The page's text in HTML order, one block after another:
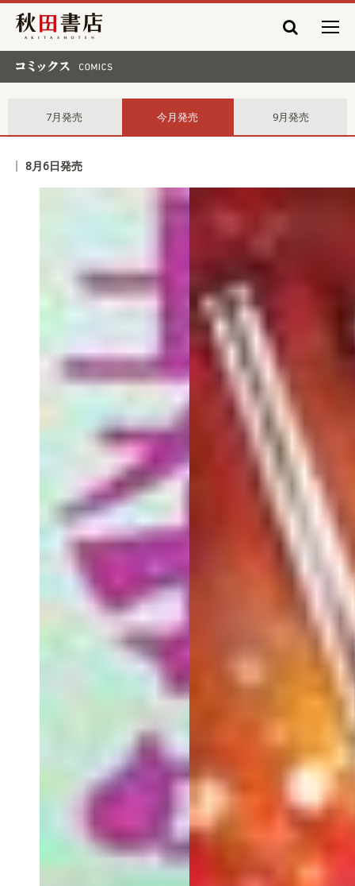
秋田書店
7月発売 今月発売 9月発売
8月6日発売